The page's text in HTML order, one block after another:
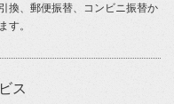
換、郵便振替、コンビニ振替か
す。
ス